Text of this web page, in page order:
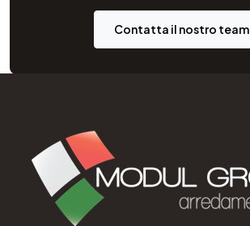
Contatta il nostro team